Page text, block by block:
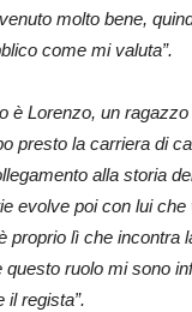
molto bene,
come mi valuta”.
è Lorenzo, un
presto la carriera di
alla storia
evolve poi con lui
proprio lì che incontra
ruolo mi sono
il regista”.